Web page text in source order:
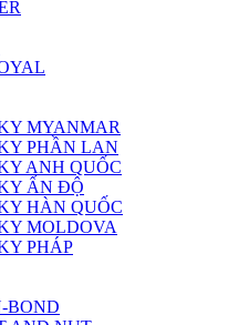
MYANMAR
PHẦN LAN
ANH QUỐC
ẤN ĐỘ
HÀN QUỐC
MOLDOVA
PHÁP
BOND